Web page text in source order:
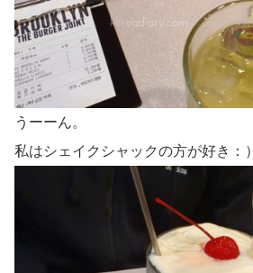
うーーん。
私はシェイクシャックの方が好き：）